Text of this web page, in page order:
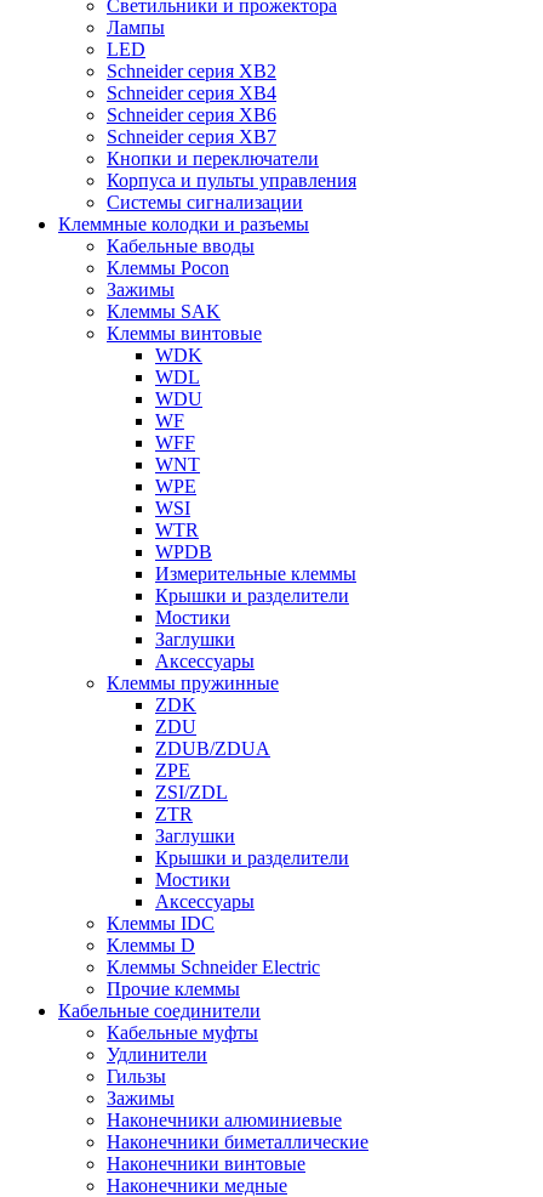
Светильники и прожектора
Лампы
LED
Schneider серия XB2
Schneider серия XB4
Schneider серия XB6
Schneider серия XB7
Кнопки и переключатели
Корпуса и пульты управления
Системы сигнализации
Клеммные колодки и разъемы
Кабельные вводы
Клеммы Pocon
Зажимы
Клеммы SAK
Клеммы винтовые
WDK
WDL
WDU
WF
WFF
WNT
WPE
WSI
WTR
WPDB
Измерительные клеммы
Крышки и разделители
Мостики
Заглушки
Аксессуары
Клеммы пружинные
ZDK
ZDU
ZDUB/ZDUA
ZPE
ZSI/ZDL
ZTR
Заглушки
Крышки и разделители
Мостики
Аксессуары
Клеммы IDC
Клеммы D
Клеммы Schneider Electric
Прочие клеммы
Кабельные соединители
Кабельные муфты
Удлинители
Гильзы
Зажимы
Наконечники алюминиевые
Наконечники биметаллические
Наконечники винтовые
Наконечники медные